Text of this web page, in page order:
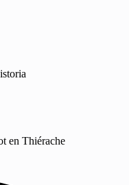
en Thiérache